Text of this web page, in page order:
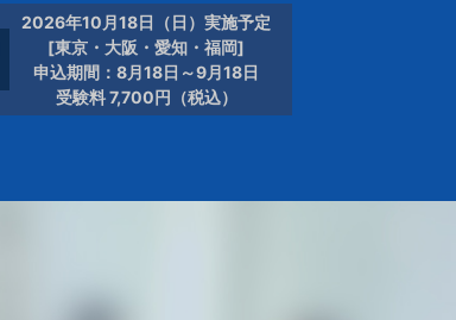
2026年10月18日（日）実施予定
[東京・大阪・愛知・福岡]
申込期間：8月18日～9月18日
受験料 7,700円（税込）